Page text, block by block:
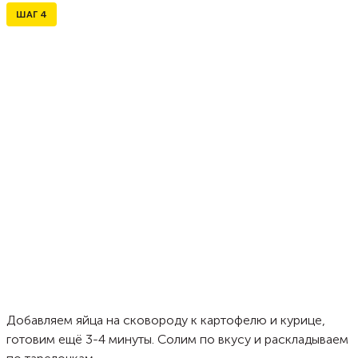
ШАГ 4
Добавляем яйца на сковороду к картофелю и курице,
готовим ещё 3-4 минуты. Солим по вкусу и раскладываем